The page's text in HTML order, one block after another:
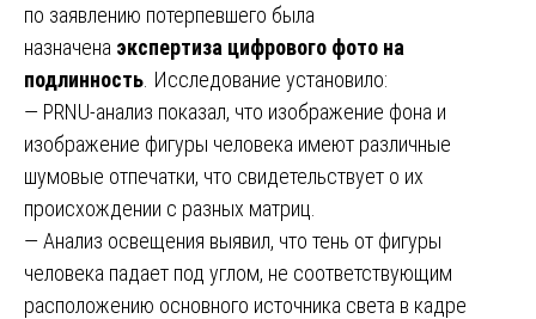
по заявлению потерпевшего была
назначена экспертиза цифрового фото на
подлинность . Исследование установило:
— PRNU-анализ показал, что изображение фона и
изображение фигуры человека имеют различные
шумовые отпечатки, что свидетельствует о их
происхождении с разных матриц.
— Анализ освещения выявил, что тень от фигуры
человека падает под углом, не соответствующим
расположению основного источника света в кадре